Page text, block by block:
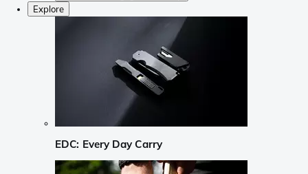
Explore
EDC: Every Day Carry